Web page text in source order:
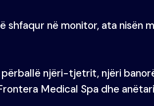
shfaqur në monitor, ata nisën
njëri-tjetrit, njëri
Medical Spa dhe